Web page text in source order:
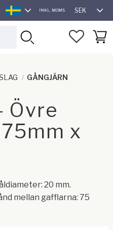
SVENSKA
INKL. MOMS SEK
GÅNGJÄRN
Övre
x
20 mm.
mellan gafflarna: 75